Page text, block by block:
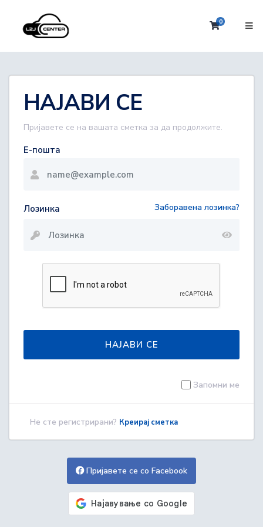
0
НАЈАВИ СЕ
Пријавете се на вашата сметка за да продолжите.
Е-пошта
Лозинка Заборавена лозинка?
НАЈАВИ СЕ
Запомни ме
Не сте регистрирани? Креирај сметка
Пријавете се со Facebook